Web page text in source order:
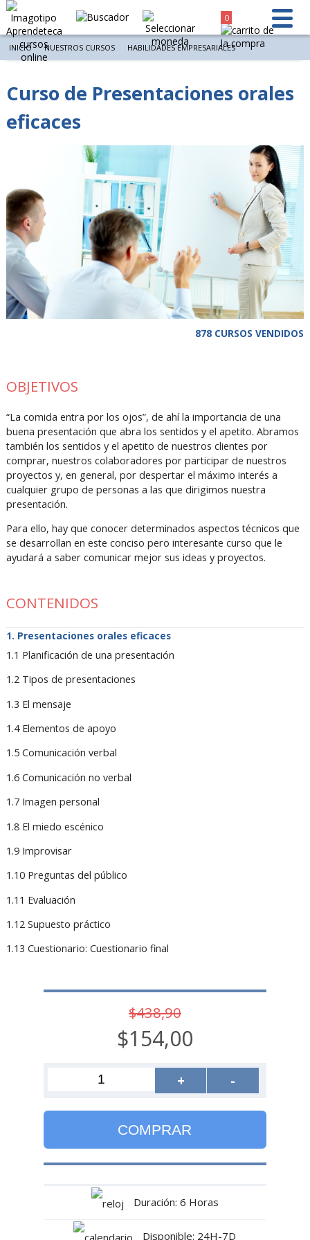
0
INICIO NUESTROS CURSOS HABILIDADES EMPRESARIALES
Curso de Presentaciones orales
eficaces
878 CURSOS VENDIDOS
OBJETIVOS
“La comida entra por los ojos”, de ahí la importancia de una
buena presentación que abra los sentidos y el apetito. Abramos
también los sentidos y el apetito de nuestros clientes por
comprar, nuestros colaboradores por participar de nuestros
proyectos y, en general, por despertar el máximo interés a
cualquier grupo de personas a las que dirigimos nuestra
presentación.
Para ello, hay que conocer determinados aspectos técnicos que
se desarrollan en este conciso pero interesante curso que le
ayudará a saber comunicar mejor sus ideas y proyectos.
CONTENIDOS
Presentaciones orales eficaces
1.1 Planificación de una presentación
1.2 Tipos de presentaciones
1.3 El mensaje
1.4 Elementos de apoyo
1.5 Comunicación verbal
1.6 Comunicación no verbal
1.7 Imagen personal
1.8 El miedo escénico
1.9 Improvisar
1.10 Preguntas del público
1.11 Evaluación
1.12 Supuesto práctico
1.13 Cuestionario: Cuestionario final
$438,90
$154,00
+ -
COMPRAR
Duración: 6 Horas
Disponible: 24H-7D